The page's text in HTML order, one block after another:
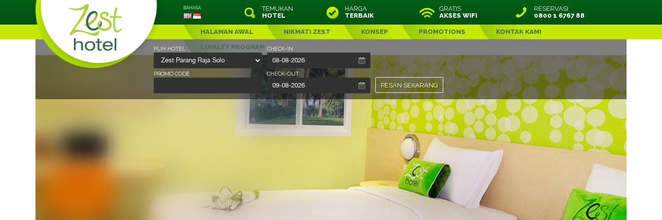
PLIH HOTEL CHECK-IN
CHECK-OUT
PROMO CODE
PESAN SEKARANG
BAHASA
TEMUKAN
HOTEL
HARGA
TERBAIK
GRATIS
AKSES WIFI
RESERVASI
0800 1 6767 88
HALAMAN AWAL NIKMATI ZEST KONSEP PROMOTIONS KONTAK KAMI
LOYALTY PROGRAM